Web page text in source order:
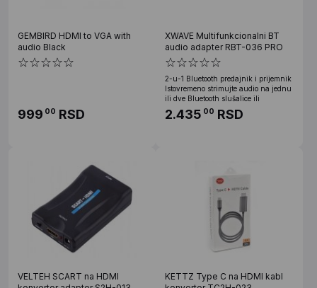
GEMBIRD HDMI to VGA with
audio Black
999 00 RSD
XWAVE Multifunkcionalni BT
audio adapter RBT-036 PRO
2-u-1 Bluetooth predajnik i prijemnik
Istovremeno strimujte audio na jednu
ili dve Bluetooth slušalice ili
2.435 00 RSD
VELTEH SCART na HDMI
KETTZ Type C na HDMI kabl